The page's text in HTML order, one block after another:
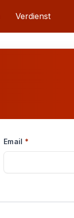
Verdienst
Email*